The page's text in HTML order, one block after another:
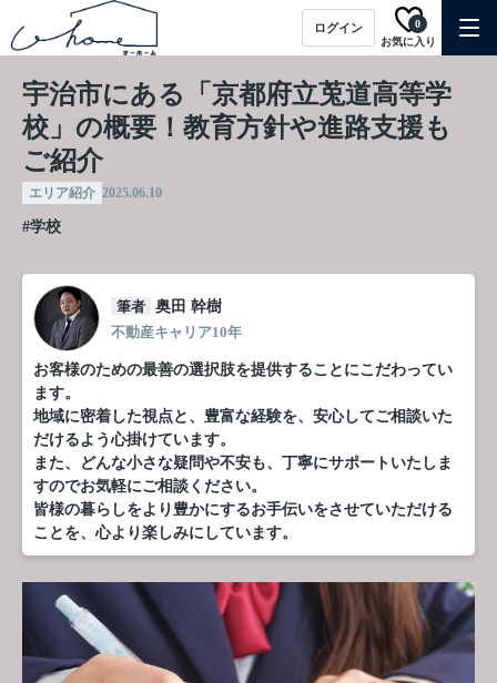
ログイン
お気に入り
0
宇治市にある「京都府立莵道高等学
校」の概要！教育方針や進路支援も
ご紹介
エリア紹介 2025.06.10
#学校
筆者 奥田 幹樹
不動産キャリア10年
お客様のための最善の選択肢を提供することにこだわってい
ます。
地域に密着した視点と、豊富な経験を、安心してご相談いた
だけるよう心掛けています。
また、どんな小さな疑問や不安も、丁寧にサポートいたしま
すのでお気軽にご相談ください。
皆様の暮らしをより豊かにするお手伝いをさせていただける
ことを、心より楽しみにしています。